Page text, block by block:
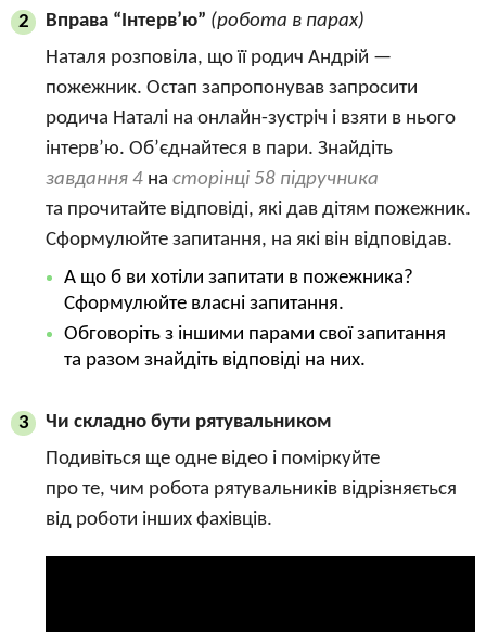
2 Вправа “Інтерв’ю” (робота в парах)
Наталя розповіла, що її родич Андрій —
пожежник. Остап запропонував запросити
родича Наталі на онлайн-зустріч і взяти в нього
інтерв’ю. Об’єднайтеся в пари. Знайдіть
завдання 4 на сторінці 58 підручника
та прочитайте відповіді, які дав дітям пожежник.
Сформулюйте запитання, на які він відповідав.
А що б ви хотіли запитати в пожежника?
Сформулюйте власні запитання.
Обговоріть з іншими парами свої запитання
та разом знайдіть відповіді на них.
3
Чи складно бути рятувальником
Подивіться ще одне відео і поміркуйте
про те, чим робота рятувальників відрізняється
від роботи інших фахівців.